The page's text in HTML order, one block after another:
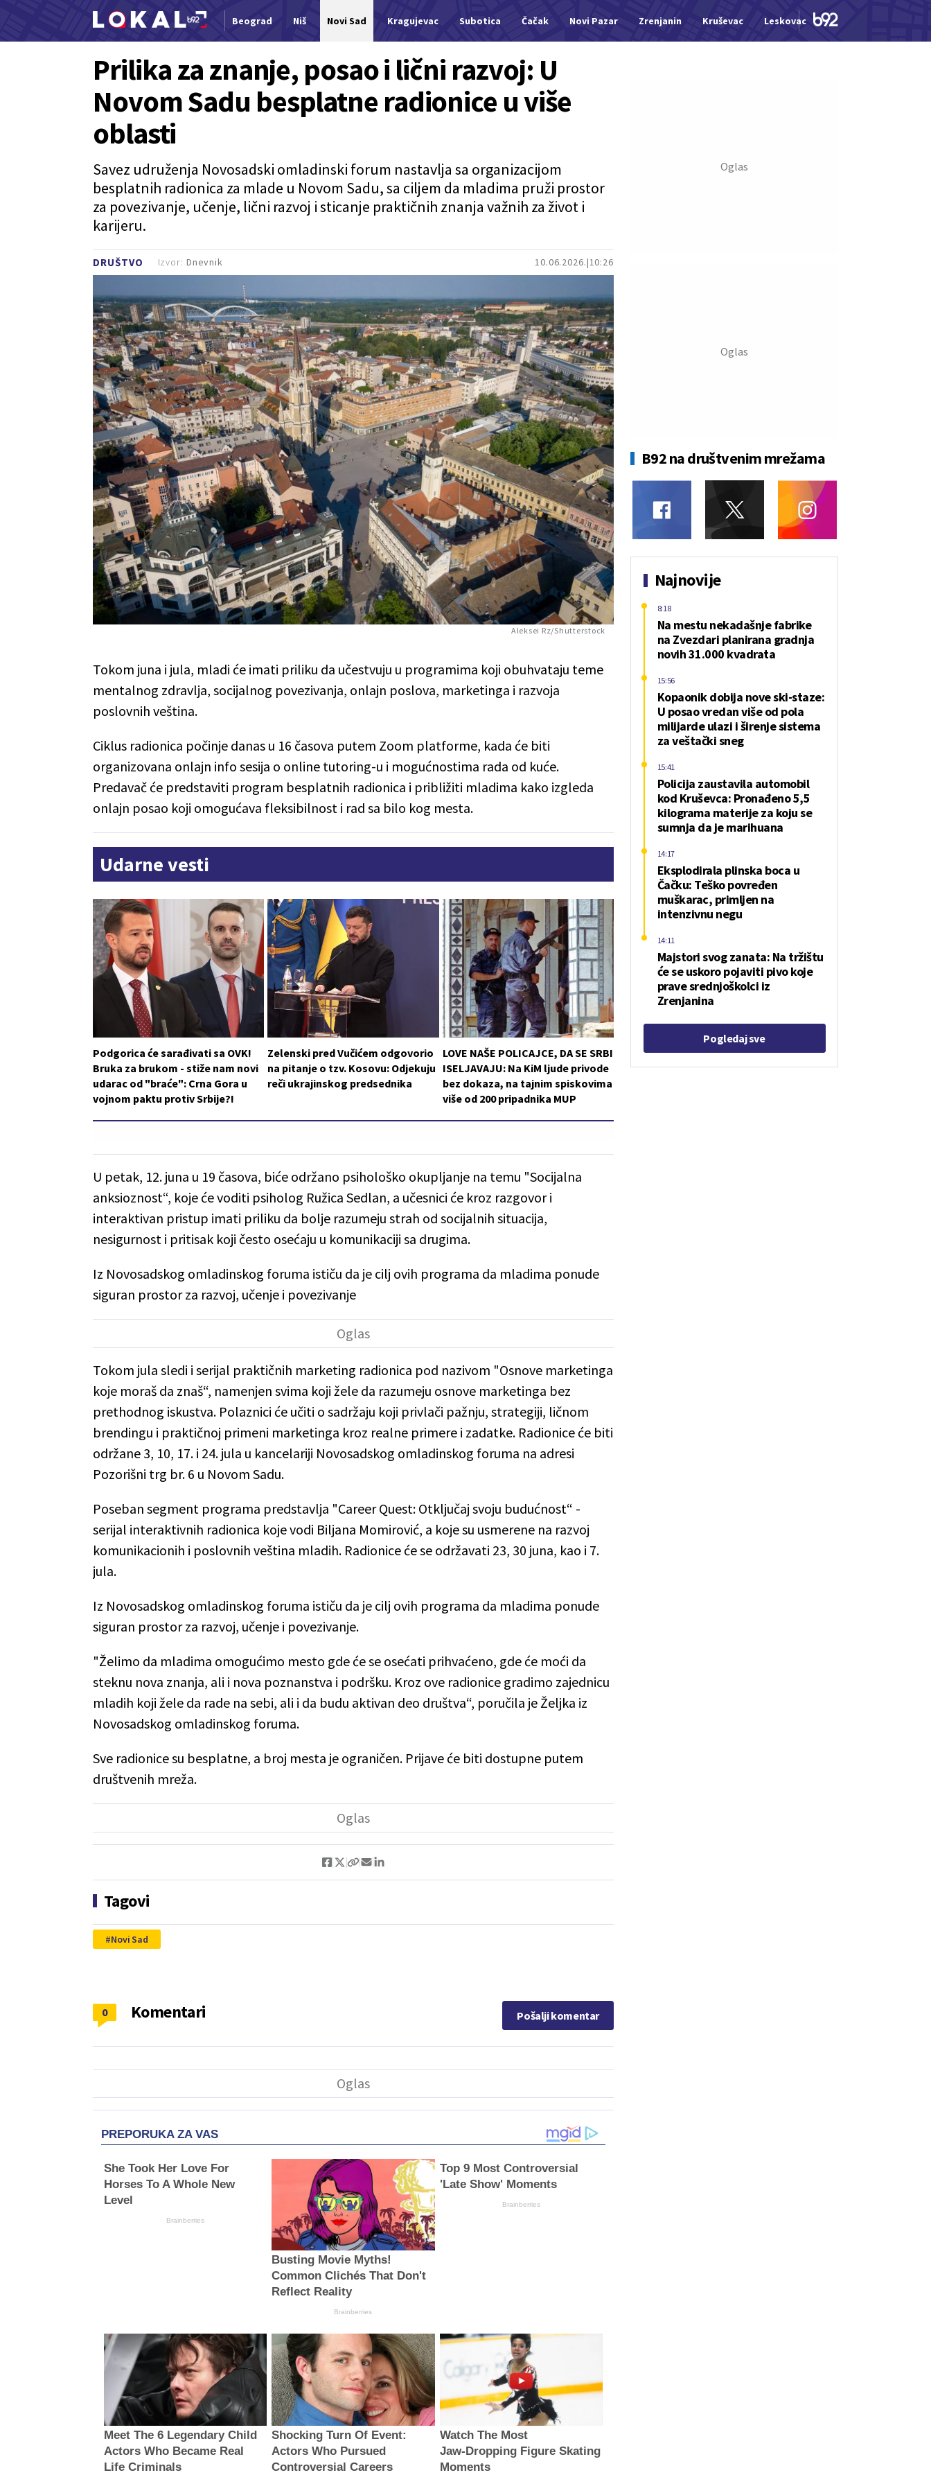
Beograd Niš Novi Sad Kragujevac Subotica Čačak Novi Pazar Zrenjanin Kruševac Leskovac Jagodina
DRUŠTVO 10.06.2026. 10:26
Prilika za znanje, posao i lični razvoj: U
Novom Sadu besplatne radionice u više
oblasti
Savez udruženja Novosadski omladinski forum nastavlja sa organizacijom
besplatnih radionica za mlade u Novom Sadu, sa ciljem da mladima pruži prostor
za povezivanje, učenje, lični razvoj i sticanje praktičnih znanja važnih za život i
karijeru.
Izvor: Dnevnik
Aleksei Rz/Shutterstock
Tokom juna i jula, mladi će imati priliku da učestvuju u programima koji obuhvataju teme
mentalnog zdravlja, socijalnog povezivanja, onlajn poslova, marketinga i razvoja
poslovnih veština.
Ciklus radionica počinje danas u 16 časova putem Zoom platforme, kada će biti
organizovana onlajn info sesija o online tutoring-u i mogućnostima rada od kuće.
Predavač će predstaviti program besplatnih radionica i približiti mladima kako izgleda
onlajn posao koji omogućava fleksibilnost i rad sa bilo kog mesta.
Udarne vesti
Podgorica će sarađivati sa OVK!
Bruka za brukom - stiže nam novi
udarac od "braće": Crna Gora u
vojnom paktu protiv Srbije?!
Zelenski pred Vučićem odgovorio
na pitanje o tzv. Kosovu: Odjekuju
reči ukrajinskog predsednika
LOVE NAŠE POLICAJCE, DA SE SRBI
ISELJAVAJU: Na KiM ljude privode
bez dokaza, na tajnim spiskovima
više od 200 pripadnika MUP
U petak, 12. juna u 19 časova, biće održano psihološko okupljanje na temu "Socijalna
anksioznost“, koje će voditi psiholog Ružica Sedlan, a učesnici će kroz razgovor i
interaktivan pristup imati priliku da bolje razumeju strah od socijalnih situacija,
nesigurnost i pritisak koji često osećaju u komunikaciji sa drugima.
Iz Novosadskog omladinskog foruma ističu da je cilj ovih programa da mladima ponude
siguran prostor za razvoj, učenje i povezivanje
Tokom jula sledi i serijal praktičnih marketing radionica pod nazivom "Osnove marketinga
koje moraš da znaš“, namenjen svima koji žele da razumeju osnove marketinga bez
prethodnog iskustva. Polaznici će učiti o sadržaju koji privlači pažnju, strategiji, ličnom
brendingu i praktičnoj primeni marketinga kroz realne primere i zadatke. Radionice će biti
održane 3, 10, 17. i 24. jula u kancelariji Novosadskog omladinskog foruma na adresi
Pozorišni trg br. 6 u Novom Sadu.
Poseban segment programa predstavlja "Career Quest: Otključaj svoju budućnost“ -
serijal interaktivnih radionica koje vodi Biljana Momirović, a koje su usmerene na razvoj
komunikacionih i poslovnih veština mladih. Radionice će se održavati 23, 30 juna, kao i 7.
jula.
Iz Novosadskog omladinskog foruma ističu da je cilj ovih programa da mladima ponude
siguran prostor za razvoj, učenje i povezivanje.
"Želimo da mladima omogućimo mesto gde će se osećati prihvaćeno, gde će moći da
steknu nova znanja, ali i nova poznanstva i podršku. Kroz ove radionice gradimo zajednicu
mladih koji žele da rade na sebi, ali i da budu aktivan deo društva“, poručila je Željka iz
Novosadskog omladinskog foruma.
Sve radionice su besplatne, a broj mesta je ograničen. Prijave će biti dostupne putem
društvenih mreža.
Tagovi
Novi Sad
Komentari
0 Pošalji komentar
PREPORUKA ZA VAS
She Took Her Love For
Horses To A Whole New
Level
Brainberries
Busting Movie Myths!
Common Clichés That Don't
Reflect Reality
Brainberries
Top 9 Most Controversial
'Late Show' Moments
Brainberries
Meet The 6 Legendary Child
Actors Who Became Real
Life Criminals
Shocking Turn Of Event:
Actors Who Pursued
Controversial Careers
Watch The Most
Jaw‑Dropping Figure Skating
Moments
B92 na društvenim mrežama
Najnovije
Na mestu nekadašnje fabrike
na Zvezdari planirana gradnja
novih 31.000 kvadrata
8:18
Kopaonik dobija nove ski-staze:
U posao vredan više od pola
milijarde ulazi i širenje sistema
za veštački sneg
15:56
Policija zaustavila automobil
kod Kruševca: Pronađeno 5,5
kilograma materije za koju se
sumnja da je marihuana
15:41
Eksplodirala plinska boca u
Čačku: Teško povređen
muškarac, primljen na
intenzivnu negu
14:17
Majstori svog zanata: Na tržištu
će se uskoro pojaviti pivo koje
prave srednjoškolci iz
Zrenjanina
14:11
Pogledaj sve